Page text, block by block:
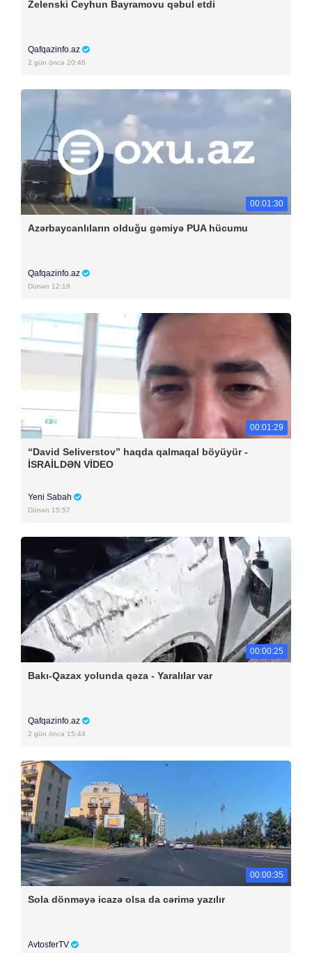
Zelenski Ceyhun Bayramovu qəbul etdi
Qafqazinfo.az
2 gün öncə 20:46
00:01:30
Azərbaycanlıların olduğu gəmiyə PUA hücumu
Qafqazinfo.az
Dünən 12:18
00:01:29
“David Seliverstov” haqda qalmaqal böyüyür -
İSRAİLDƏN VİDEO
Yeni Sabah
Dünən 15:57
00:00:25
Bakı-Qazax yolunda qəza - Yaralılar var
Qafqazinfo.az
2 gün öncə 15:44
00:00:35
Sola dönməyə icazə olsa da cərimə yazılır
AvtosferTV